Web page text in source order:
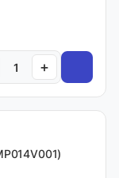
+